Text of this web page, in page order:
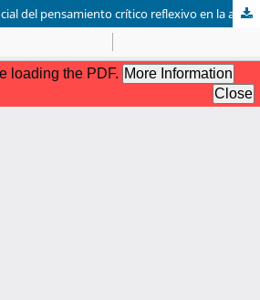
La representación social del pensamiento crítico reflexivo en la acción pedagógica del docente universitario